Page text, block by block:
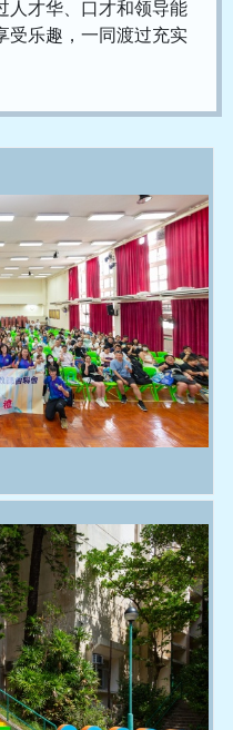
人才华、口才和领导能
受乐趣，一同渡过充实